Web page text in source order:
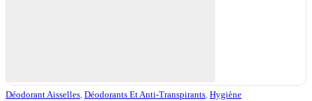
Déodorant Aisselles, Déodorants Et Anti-Transpirants, Hygiène